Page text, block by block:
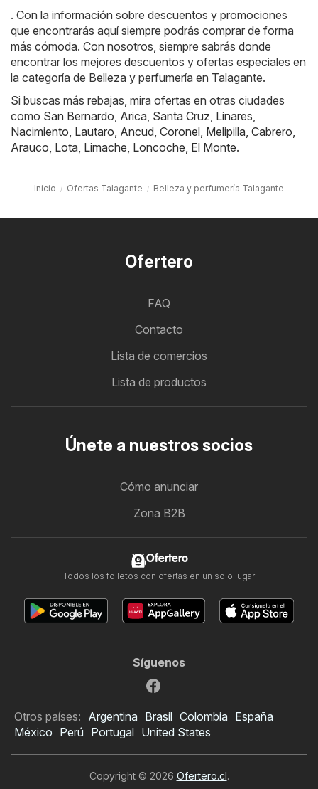
. Con la información sobre descuentos y promociones
que encontrarás aquí siempre podrás comprar de forma
más cómoda. Con nosotros, siempre sabrás donde
encontrar los mejores descuentos y ofertas especiales en
la categoría de Belleza y perfumería en Talagante.
Si buscas más rebajas, mira ofertas en otras ciudades
como San Bernardo Arica Santa Cruz Linares
Nacimiento Lautaro Ancud Coronel Melipilla Cabrero
Arauco Lota Limache Loncoche El Monte.
Inicio Ofertas Talagante Belleza y perfumería Talagante
Ofertero
FAQ
Contacto
Lista de comercios
Lista de productos
Únete a nuestros socios
Cómo anunciar
Zona B2B
Ofertero
Todos los folletos con ofertas en un solo lugar
Síguenos
Otros países: Argentina Brasil Colombia España
México Perú Portugal United States
Copyright © 2026 Ofertero.cl.